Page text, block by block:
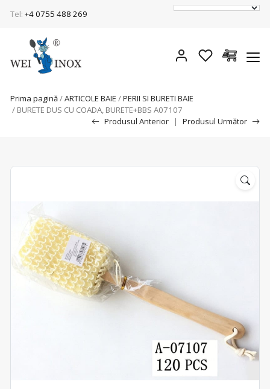
Tel: +4 0755 488 269
Prima pagină/ARTICOLE BAIE /PERII SI BURETI BAIE
/ BURETE DUS CU COADA, BURETE+BBS A07107
Produsul Anterior
| Produsul Următor